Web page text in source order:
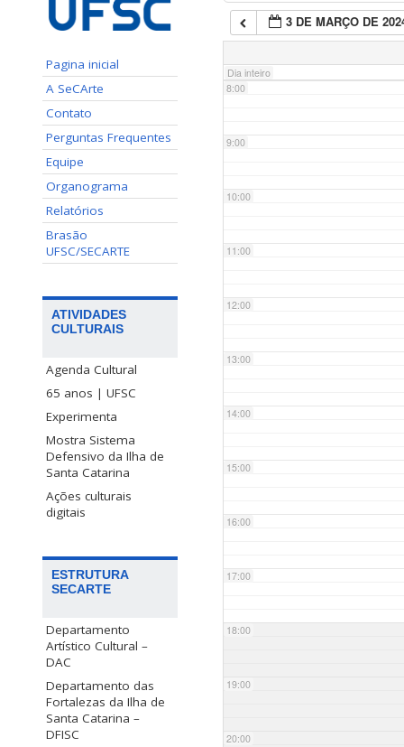
Pagina inicial
A SeCArte
Contato
Perguntas Frequentes
Equipe
Organograma
Relatórios
Brasão
UFSC/SECARTE
ATIVIDADES
CULTURAIS
Agenda Cultural
65 anos | UFSC
Experimenta
Mostra Sistema
Defensivo da Ilha de
Santa Catarina
Ações culturais
digitais
ESTRUTURA
SECARTE
Departamento
Artístico Cultural –
DAC
Departamento das
Fortalezas da Ilha de
Santa Catarina –
DFISC
3 DE MARÇO DE
Dia inteiro
7:00
8:00
9:00
10:00
11:00
12:00
13:00
14:00
15:00
16:00
17:00
18:00
19:00
20:00